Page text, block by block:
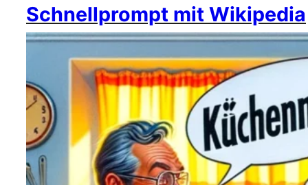
Schnellprompt mit Wikipedia